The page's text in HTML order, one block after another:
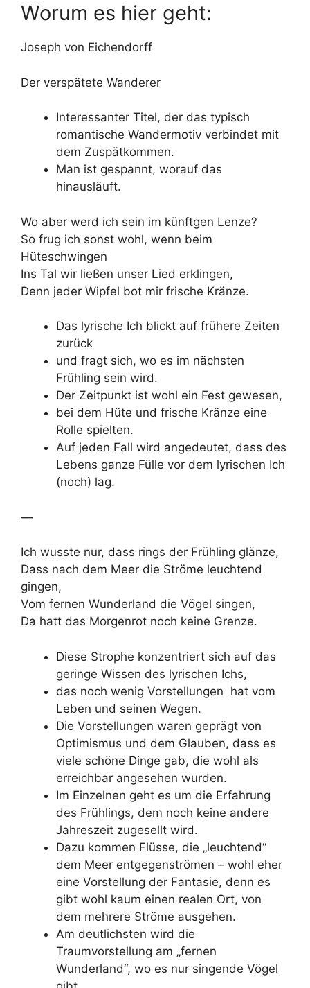
Worum es hier geht:
Joseph von Eichendorff
Der verspätete Wanderer
Interessanter Titel, der das typisch
romantische Wandermotiv verbindet mit
dem Zuspätkommen.
Man ist gespannt, worauf das
hinausläuft.
Wo aber werd ich sein im künftgen Lenze?
So frug ich sonst wohl, wenn beim
Hüteschwingen
Ins Tal wir ließen unser Lied erklingen,
Denn jeder Wipfel bot mir frische Kränze.
Das lyrische Ich blickt auf frühere Zeiten
zurück
und fragt sich, wo es im nächsten
Frühling sein wird.
Der Zeitpunkt ist wohl ein Fest gewesen,
bei dem Hüte und frische Kränze eine
Rolle spielten.
Auf jeden Fall wird angedeutet, dass des
Lebens ganze Fülle vor dem lyrischen Ich
(noch) lag.
—
Ich wusste nur, dass rings der Frühling glänze,
Dass nach dem Meer die Ströme leuchtend
gingen,
Vom fernen Wunderland die Vögel singen,
Da hatt das Morgenrot noch keine Grenze.
Diese Strophe konzentriert sich auf das
geringe Wissen des lyrischen Ichs,
das noch wenig Vorstellungen hat vom
Leben und seinen Wegen.
Die Vorstellungen waren geprägt von
Optimismus und dem Glauben, dass es
viele schöne Dinge gab, die wohl als
erreichbar angesehen wurden.
Im Einzelnen geht es um die Erfahrung
des Frühlings, dem noch keine andere
Jahreszeit zugesellt wird.
Dazu kommen Flüsse, die „leuchtend“
dem Meer entgegenströmen – wohl eher
eine Vorstellung der Fantasie, denn es
gibt wohl kaum einen realen Ort, von
dem mehrere Ströme ausgehen.
Am deutlichsten wird die
Traumvorstellung am „fernen
Wunderland“, wo es nur singende Vögel